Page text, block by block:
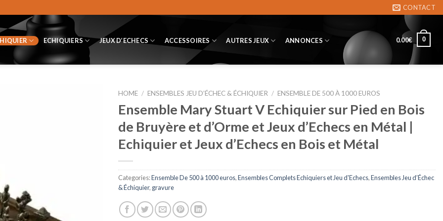
CONTACT
ECHIQUIERS JEUX D’ECHECS ACCESSOIRES AUTRES JEUX ANNONCES 0.00€ 0
HOME / ENSEMBLES JEU D’ÉCHEC & ÉCHIQUIER / ENSEMBLE DE 500 À 1000 EUROS
Ensemble Mary Stuart V Echiquier sur Pied en Bois
de Bruyère et d’Orme et Jeux d’Echecs en Métal |
Echiquier et Jeux d’Echecs en Bois et Métal
Categories:Ensemble De 500 à 1000 euros,Ensembles Complets Echiquiers et Jeu d'Echecs,Ensembles Jeu d’Échec
& Échiquier, gravure